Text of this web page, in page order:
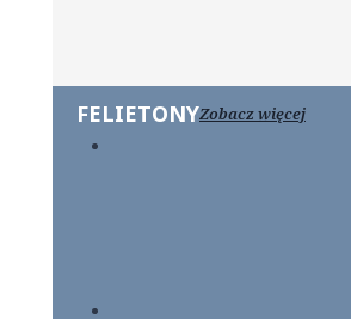
FELIETONYZobacz więcej